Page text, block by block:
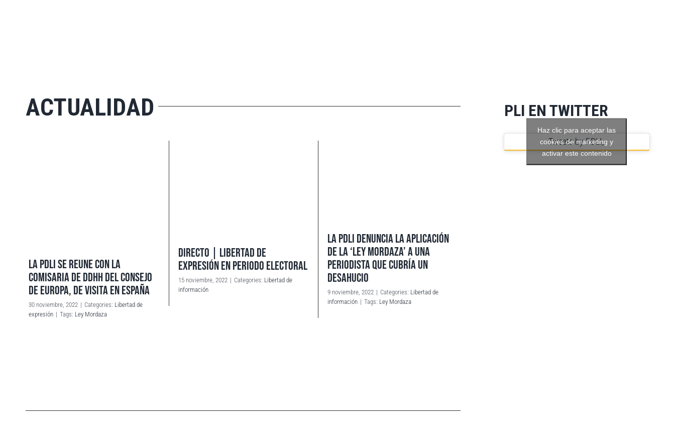
ACTUALIDAD
LA PDLI SE REUNE CON LA
COMISARIA DE DDHH DEL CONSEJO
DE EUROPA, DE VISITA EN ESPAÑA
30 noviembre, 2022 | Categories: Libertad de
expresión | Tags: Ley Mordaza
DIRECTO | LIBERTAD DE
EXPRESIÓN EN PERIODO ELECTORAL
15 noviembre, 2022 | Categories: Libertad de
información
LA PDLI DENUNCIA LA APLICACIÓN
DE LA ‘LEY MORDAZA’ A UNA
PERIODISTA QUE CUBRÍA UN
DESAHUCIO
9 noviembre, 2022 | Categories: Libertad de
información | Tags: Ley Mordaza
PLI EN TWITTER
Tweets by PDLI_
Haz clic para aceptar las
cookies de marketing y
activar este contenido